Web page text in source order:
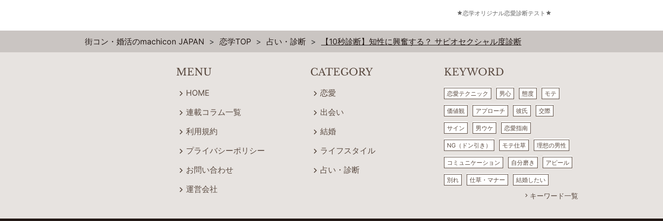
恋学オリジナル恋愛診断テスト
街コン・婚活のmachicon JAPAN 恋学TOP 占い・診断 【10秒診断】知性に興奮する？ サピオセクシャル度診断
MENU
HOME
連載コラム一覧
利用規約
プライバシーポリシー
お問い合わせ
運営会社
CATEGORY
恋愛
出会い
結婚
ライフスタイル
占い・診断
KEYWORD
恋愛テクニック 男心 態度 モテ
価値観 アプローチ 彼氏 交際
サイン 男ウケ 恋愛指南
NG（ドン引き） モテ仕草 理想の男性
コミュニケーション 自分磨き アピール
別れ 仕草・マナー 結婚したい
キーワード一覧